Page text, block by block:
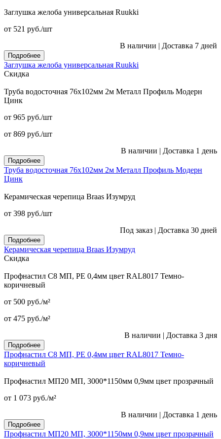
Заглушка желоба универсальная Ruukki
от 521 руб./шт
В наличии | Доставка 7 дней
Подробнее
Заглушка желоба универсальная Ruukki
Скидка
Труба водосточная 76x102мм 2м Металл Профиль Модерн
Цинк
от 965 руб./шт
от 869 руб./шт
В наличии | Доставка 1 день
Подробнее
Труба водосточная 76x102мм 2м Металл Профиль Модерн
Цинк
Керамическая черепица Braas Изумруд
от 398 руб./шт
Под заказ | Доставка 30 дней
Подробнее
Керамическая черепица Braas Изумруд
Скидка
Профнастил С8 МП, PE 0,4мм цвет RAL8017 Темно-
коричневый
от 500 руб./м²
от 475 руб./м²
В наличии | Доставка 3 дня
Подробнее
Профнастил С8 МП, PE 0,4мм цвет RAL8017 Темно-
коричневый
Профнастил МП20 МП, 3000*1150мм 0,9мм цвет прозрачный
от 1 073 руб./м²
В наличии | Доставка 1 день
Подробнее
Профнастил МП20 МП, 3000*1150мм 0,9мм цвет прозрачный